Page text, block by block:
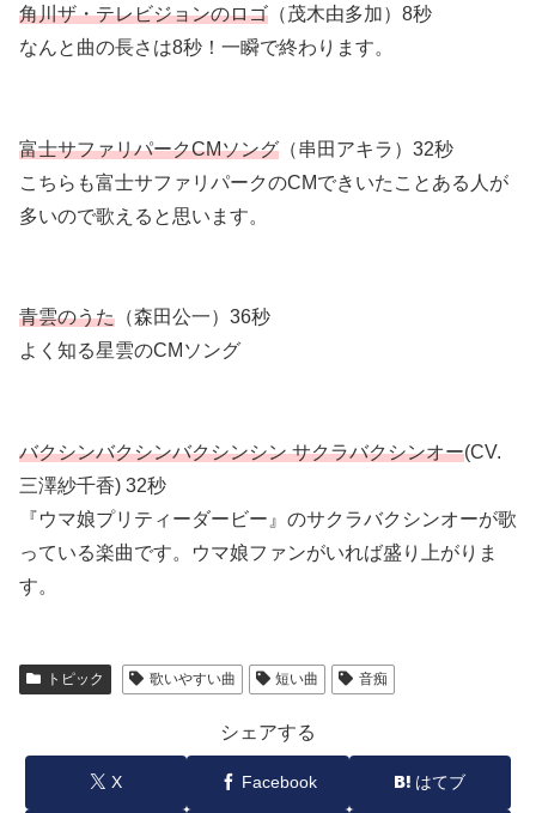
角川ザ・テレビジョンのロゴ （茂木由多加）8秒
なんと曲の長さは8秒！一瞬で終わります。
富士サファリパークCMソング （串田アキラ）32秒
こちらも富士サファリパークのCMできいたことある人が
多いので歌えると思います。
青雲のうた （森田公一）36秒
よく知る星雲のCMソング
バクシンバクシンバクシンシン サクラバクシンオー(CV.
三澤紗千香) 32秒
『ウマ娘プリティーダービー』のサクラバクシンオーが歌
っている楽曲です。ウマ娘ファンがいれば盛り上がりま
す。
トピック 歌いやすい曲 短い曲 音痴
シェアする
X Facebook はてブ